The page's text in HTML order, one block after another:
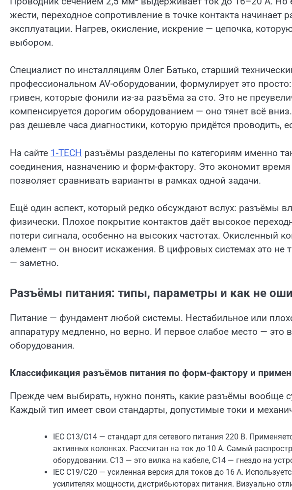
жести, переходное сопротивление в точке контакта начинает
эксплуатации. Нагрев, окисление, искрение — цепочка,
выбором.
Специалист по инсталляциям Олег Батько, старший
профессиональном AV-оборудовании, формулирует это
гривен, которые фонили из-за разъёма за сто. Это не
компенсируется дорогим оборудованием — оно тянет всё
раз дешевле часа диагностики, которую придётся проводить,
На сайте 1-TECH разъёмы разделены по категориям именно
соединения, назначению и форм-фактору. Это экономит
позволяет сравнивать варианты в рамках одной задачи.
Ещё один аспект, который редко обсуждают вслух: разъёмы
физически. Плохое покрытие контактов даёт высокое
потери сигнала, особенно на высоких частотах. Окисленный
элемент — он вносит искажения. В цифровых системах это не
— заметно.
Разъёмы питания: типы, параметры и как не
Питание — фундамент любой системы. Нестабильное или
аппаратуру медленно, но верно. И первое слабое место — это
оборудования.
Классификация разъёмов питания по форм-фактору и
Прежде чем выбирать, нужно понять, какие разъёмы вообще
Каждый тип имеет свои стандарты, допустимые токи и
IEC C13/C14 — стандарт для сетевого питания 220 В.
активных колонках. Рассчитан на ток до 10 А. Самый
оборудовании. C13 — это вилка на кабеле, C14 — гнездо на
IEC C19/C20 — усиленная версия для токов до 16 А.
усилителях мощности, дистрибьюторах питания. Визуально